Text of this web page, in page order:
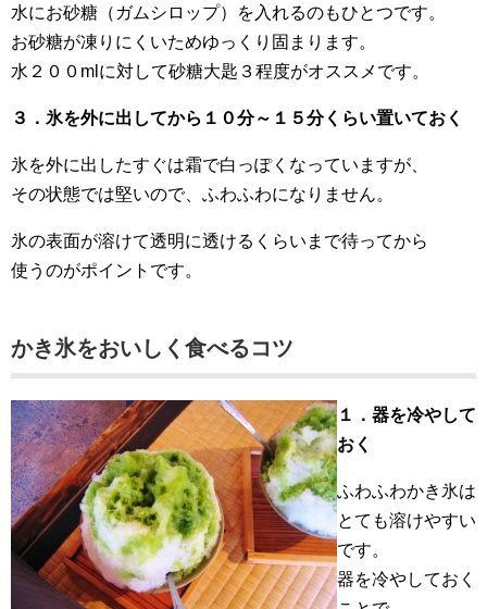
水にお砂糖（ガムシロップ）を入れるのもひとつです。
お砂糖が凍りにくいためゆっくり固まります。
水２００mlに対して砂糖大匙３程度がオススメです。
３．氷を外に出してから１０分～１５分くらい置いておく
氷を外に出したすぐは霜で白っぽくなっていますが、
その状態では堅いので、ふわふわになりません。
氷の表面が溶けて透明に透けるくらいまで待ってから
使うのがポイントです。
かき氷をおいしく食べるコツ
１．器を冷やして
おく
ふわふわかき氷は
とても溶けやすい
です。
器を冷やしておく